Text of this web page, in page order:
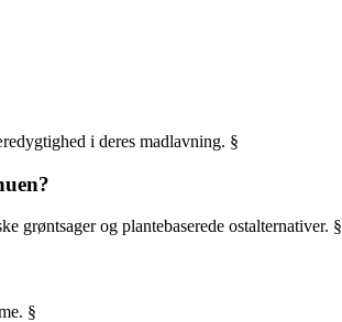
i deres madlavning. §
grøntsager og plantebaserede ostalternativer. §
§